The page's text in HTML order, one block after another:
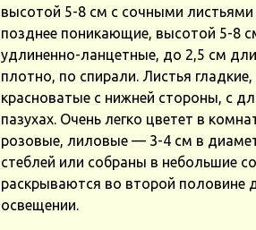
высотой 5-8 см с сочными
позднее поникающие, высотой 5-8
удлиненно-ланцетные, до 2,5 см
плотно, по спирали. Листья
красноватые с нижней стороны, с
пазухах. Очень легко цветет в
розовые, лиловые — 3-4 см в
стеблей или собраны в небольшие
раскрываются во второй половине
освещении.